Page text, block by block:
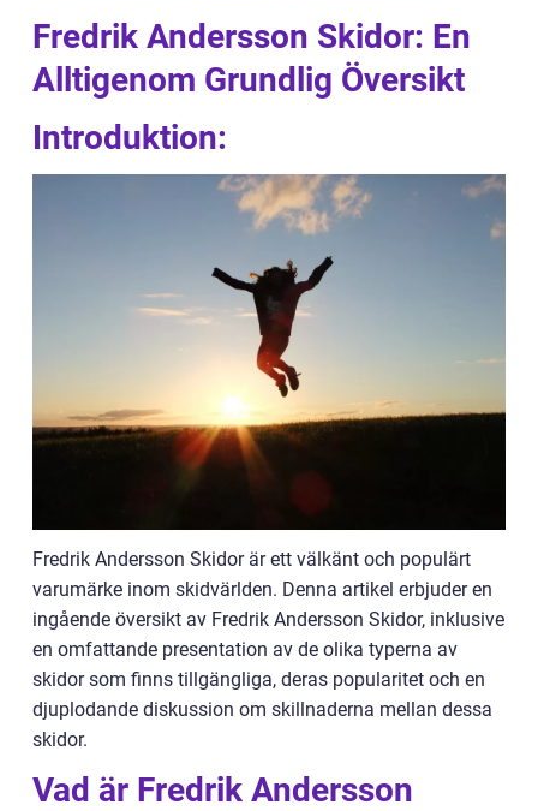
Fredrik Andersson Skidor: En
Alltigenom Grundlig Översikt
Introduktion:
Fredrik Andersson Skidor är ett välkänt och populärt
varumärke inom skidvärlden. Denna artikel erbjuder en
ingående översikt av Fredrik Andersson Skidor, inklusive
en omfattande presentation av de olika typerna av
skidor som finns tillgängliga, deras popularitet och en
djuplodande diskussion om skillnaderna mellan dessa
skidor.
Vad är Fredrik Andersson